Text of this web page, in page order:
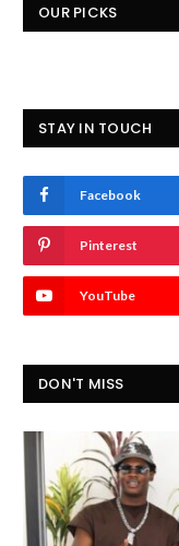
OUR PICKS
STAY IN TOUCH
Facebook
Pinterest
YouTube
DON'T MISS